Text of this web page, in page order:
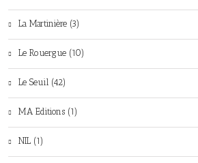
La Martinière (3)
Le Rouergue (10)
Le Seuil (42)
MA Editions (1)
NIL (1)